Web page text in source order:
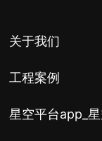
关于我们
工程案例
星空平台app_